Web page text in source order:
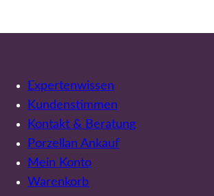
Expertenwissen
Kundenstimmen
Kontakt & Beratung
Porzellan Ankauf
Mein Konto
Warenkorb